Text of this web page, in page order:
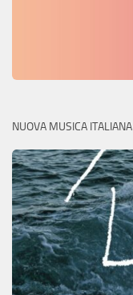
NUOVA MUSICA ITALIANA